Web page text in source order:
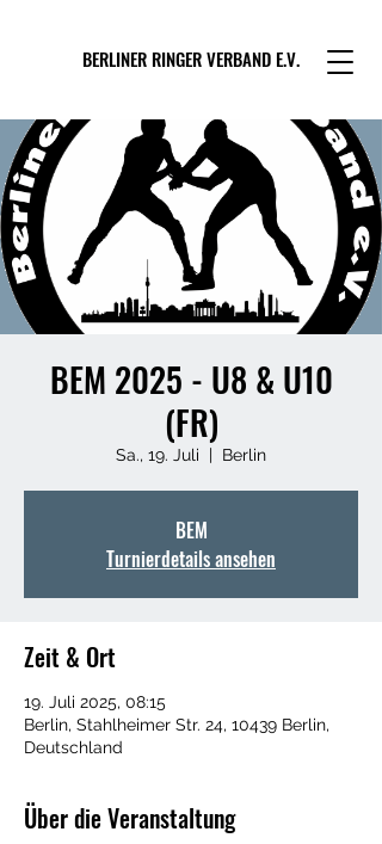
BERLINER RINGER VERBAND E.V.
BEM 2025 - U8 & U10
(FR)
Sa., 19. Juli
  |
Berlin
BEM
Turnierdetails ansehen
Zeit & Ort
19. Juli 2025, 08:15
Berlin, Stahlheimer Str. 24, 10439 Berlin,
Deutschland
Über die Veranstaltung